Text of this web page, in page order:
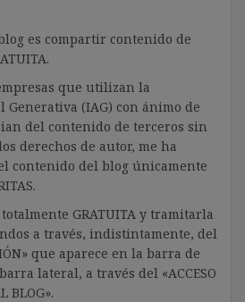
es compartir contenido de
que utilizan la
(IAG) con ánimo de
del contenido de terceros sin
derechos de autor, me ha
contenido del blog únicamente
GRATUITA y tramitarla
a través, indistintamente, del
que aparece en la barra de
lateral, a través del «ACCESO
BLOG».